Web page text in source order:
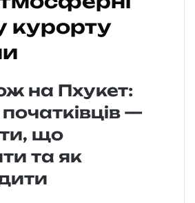
курорту
на Пхукет:
початківців —
що
та як